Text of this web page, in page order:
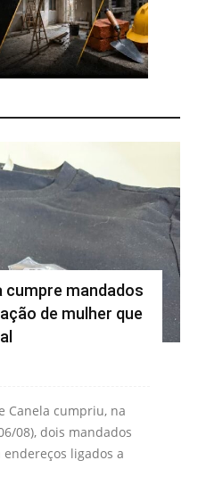
cumpre mandados
de mulher que
Canela cumpriu, na
08), dois mandados
ligados a